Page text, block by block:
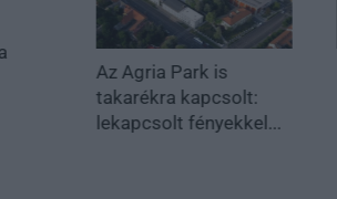
Az Agria Park is
takarékra kapcsolt:
lekapcsolt fényekkel...